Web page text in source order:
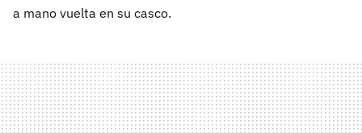
a mano vuelta en su casco.